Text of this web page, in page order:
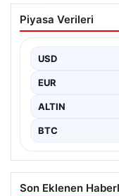
Fatih’te 19
öldürüldüğü
Piyasa Verileri
USD
EUR
ALTIN
BTC
Son Eklenen